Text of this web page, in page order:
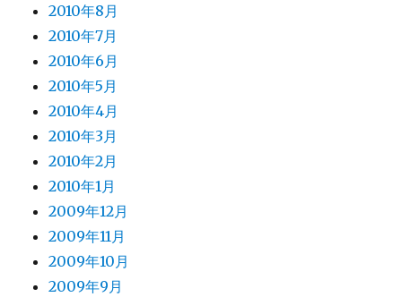
2010年8月
2010年7月
2010年6月
2010年5月
2010年4月
2010年3月
2010年2月
2010年1月
2009年12月
2009年11月
2009年10月
2009年9月